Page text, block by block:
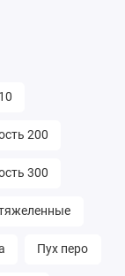
200
300
Пух перо